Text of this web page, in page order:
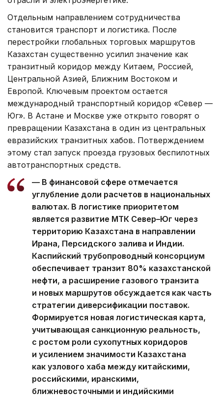
Отдельным направлением сотрудничества
становится транспорт и логистика. После
перестройки глобальных торговых маршрутов
Казахстан существенно усилил значение как
транзитный коридор между Китаем, Россией,
Центральной Азией, Ближним Востоком и
Европой. Ключевым проектом остается
международный транспортный коридор «Север —
Юг». В Астане и Москве уже открыто говорят о
превращении Казахстана в один из центральных
евразийских транзитных хабов. Потверждением
этому стал запуск проезда грузовых беспилотных
автотранспортных средств.
— В финансовой сфере отмечается
углубление доли расчетов в национальных
валютах. В логистике приоритетом
является развитие МТК Север–Юг через
территорию Казахстана в направлении
Ирана, Персидского залива и Индии.
Каспийский трубопроводный консорциум
обеспечивает транзит 80% казахстанской
нефти, а расширение газового транзита
и новых маршрутов обсуждается как часть
стратегии диверсификации поставок.
Формируется новая логистическая карта,
учитывающая санкционную реальность,
с ростом роли сухопутных коридоров
и усилением значимости Казахстана
как узлового хаба между китайскими,
российскими, иранскими,
ближневосточными и индийскими